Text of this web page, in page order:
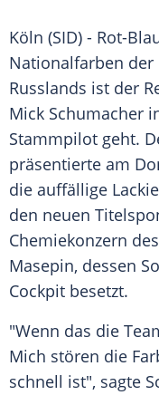
Köln (SID) - Rot-
Nationalfarben der
Russlands ist der
Mick Schumacher
Stammpilot geht.
präsentierte am
die auffällige
den neuen
Chemiekonzern
Masepin, dessen
Cockpit besetzt.
"Wenn das die
Mich stören die
schnell ist", sagte